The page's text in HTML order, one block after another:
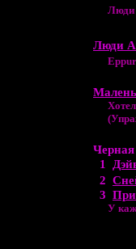
Люди
Люди
Eppur
Черная
1
2
3
У